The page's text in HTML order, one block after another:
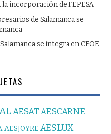
la incorporación de FEPESA
de Salamanca se
se integra en CEOE
AESATAESCARNE
AESJOYRE AESLUX